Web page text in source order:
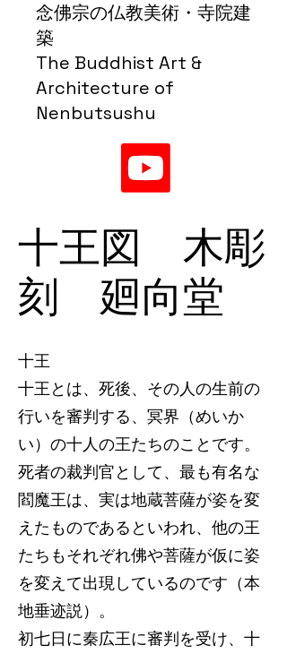
念佛宗の仏教美術・寺院建
築
The Buddhist Art &
Architecture of
Nenbutsushu
十王図 木彫
刻 廻向堂
十王
十王とは、死後、その人の生前の
行いを審判する、冥界（めいか
い）の十人の王たちのことです。
死者の裁判官として、最も有名な
閻魔王は、実は地蔵菩薩が姿を変
えたものであるといわれ、他の王
たちもそれぞれ佛や菩薩が仮に姿
を変えて出現しているのです（本
地垂迹説）。
初七日に秦広王に審判を受け、十